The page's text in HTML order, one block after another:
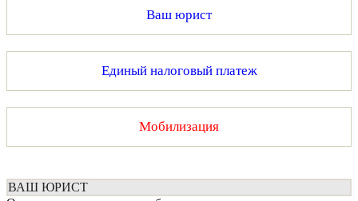
Ваш юрист
Единый налоговый платеж
Мобилизация
ВАШ ЮРИСТ